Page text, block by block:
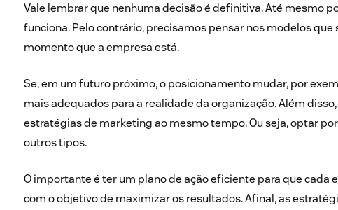
Vale lembrar que nenhuma decisão é definitiva. Até mesmo
funciona. Pelo contrário, precisamos pensar nos modelos
momento que a empresa está.
Se, em um futuro próximo, o posicionamento mudar, por
mais adequados para a realidade da organização. Além
estratégias de marketing ao mesmo tempo. Ou seja, optar
outros tipos.
O importante é ter um plano de ação eficiente para que cada
com o objetivo de maximizar os resultados. Afinal, as